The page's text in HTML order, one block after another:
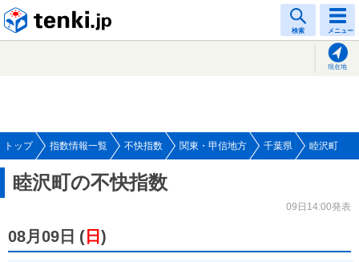
検索 メニュー
現在地
トップ 指数情報一覧 不快指数 関東・甲信地方 千葉県 睦沢町
睦沢町の不快指数
09日14:00発表
08月09日 ( 日 )